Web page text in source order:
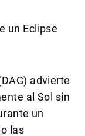
un Eclipse
advierte
al Sol sin
un
las